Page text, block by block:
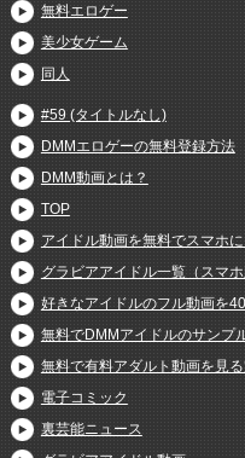
無料エロゲー
美少女ゲーム
同人
#59 (タイトルなし)
DMMエロゲーの無料登録方法
DMM動画とは？
TOP
アイドル動画を無料でスマホ
グラビアアイドル一覧（スマホ
好きなアイドルのフル動画を
無料でDMMアイドルのサンプ
無料で有料アダルト動画を見
電子コミック
裏芸能ニュース